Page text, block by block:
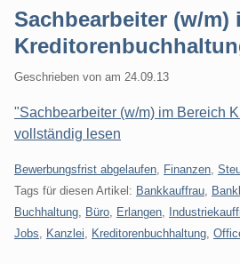
Sachbearbeiter (w/m)
Geschrieben von am 24.09.13
"Sachbearbeiter (w/m) im Bereich
vollständig lesen
Kategorien:
Bewerbungsfrist abgelaufen Finanzen
Tags für diesen Artikel: Bankkauffrau
Buchhaltung
Büro Erlangen
Jobs
Kanzlei Kreditorenbuchhaltung